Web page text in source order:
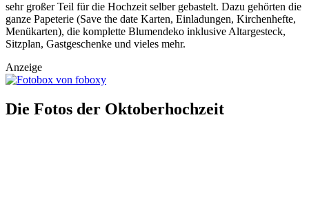
sehr großer Teil für die Hochzeit selber gebastelt. Dazu gehörten die
ganze Papeterie (Save the date Karten, Einladungen, Kirchenhefte,
Menükarten), die komplette Blumendeko inklusive Altargesteck,
Sitzplan, Gastgeschenke und vieles mehr.
Anzeige
Die Fotos der Oktoberhochzeit